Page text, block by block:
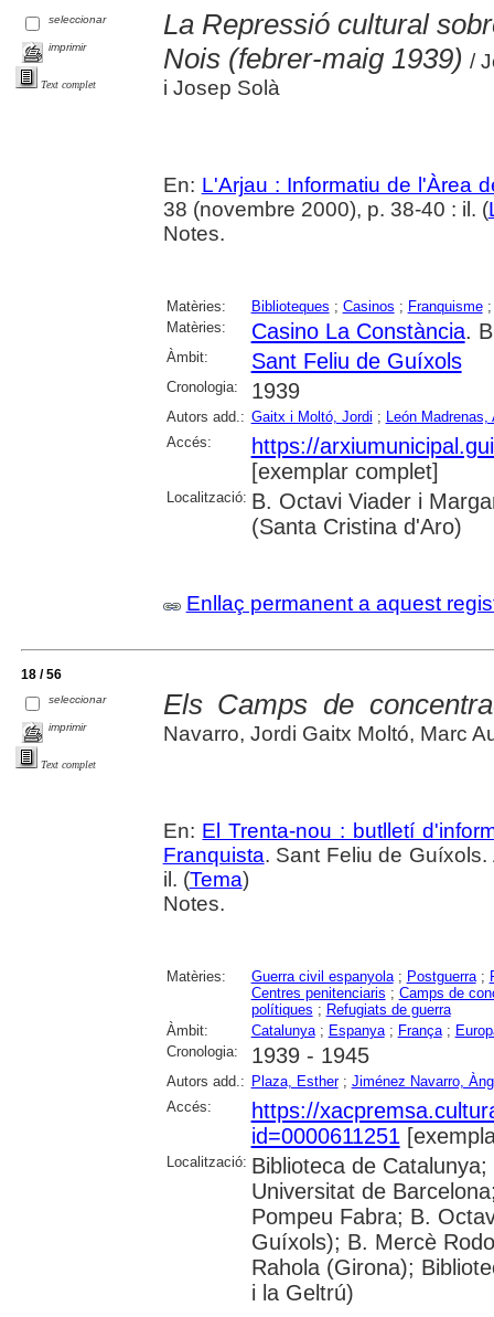
seleccionar
imprimir
Text complet
La Repressió cultural
Nois (febrer-maig 1939) /
i Josep Solà
En: L'Arjau : Informatiu de l'Àrea
38 (novembre 2000), p. 38-40 : il. (
Notes.
Matèries: Biblioteques ; Casinos ; Franquisme
Matèries:
Casino La Constància.
Àmbit: Sant Feliu de Guíxols
Cronologia: 1939
Autors add.: Gaitx i Moltó, Jordi ;
León Madrenas,
Accés:
https://
[exemplar complet]
Localització: B. Octavi Viader i
(Santa Cristina d'Aro)
Enllaç permanent a aquest
18 / 56
seleccionar
imprimir
Text complet
Els Camps de
Navarro, Jordi Gaitx Moltó, Marc
En: El Trenta-nou : butlletí
Franquista. Sant Feliu de
il. (Tema)
Notes.
Matèries: Guerra civil espanyola; Postguerra;
Centres penitenciaris ; Camps de
polítiques ; Refugiats de guerra
Àmbit:
Catalunya; Espanya; França;
Cronologia:
1939 - 1945
Autors add.: Plaza, Esther; Jiménez Navarro,
Accés:
https://
id=0000611251
Localització: Biblioteca de
Universitat de
Pompeu Fabra; B.
Guíxols); B. Mercè
Rahola (Girona);
i la Geltrú)